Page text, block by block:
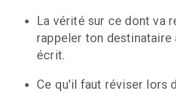
La vérité sur ce dont va
rappeler ton destinataire
écrit.
Ce qu'il faut réviser lors